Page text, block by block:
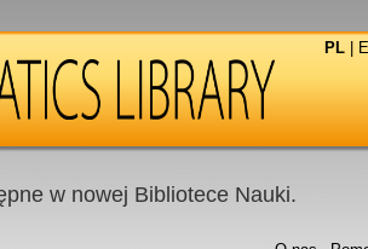
PL
w nowej Bibliotece Nauki.